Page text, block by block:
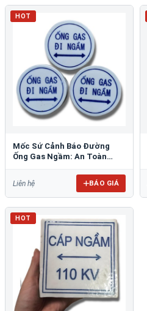
HOT
Mốc Sứ Cảnh Báo Đường
Ống Gas Ngầm: An Toàn
Liên hệ BÁO GIÁ
HOT